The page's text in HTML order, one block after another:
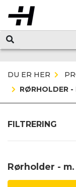
DU ER HER
RØRHOLDER -
FILTRERING
Rørholder -